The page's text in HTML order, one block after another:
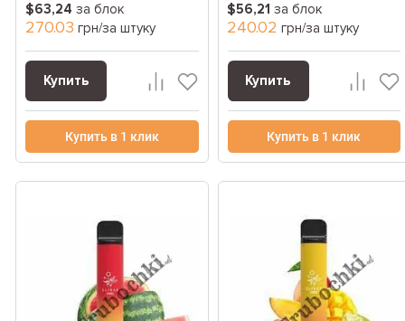
$63,24 за блок
270.03 грн/за штуку
Купить
Купить в 1 клик
$56,21 за блок
240.02 грн/за штуку
Купить
Купить в 1 клик